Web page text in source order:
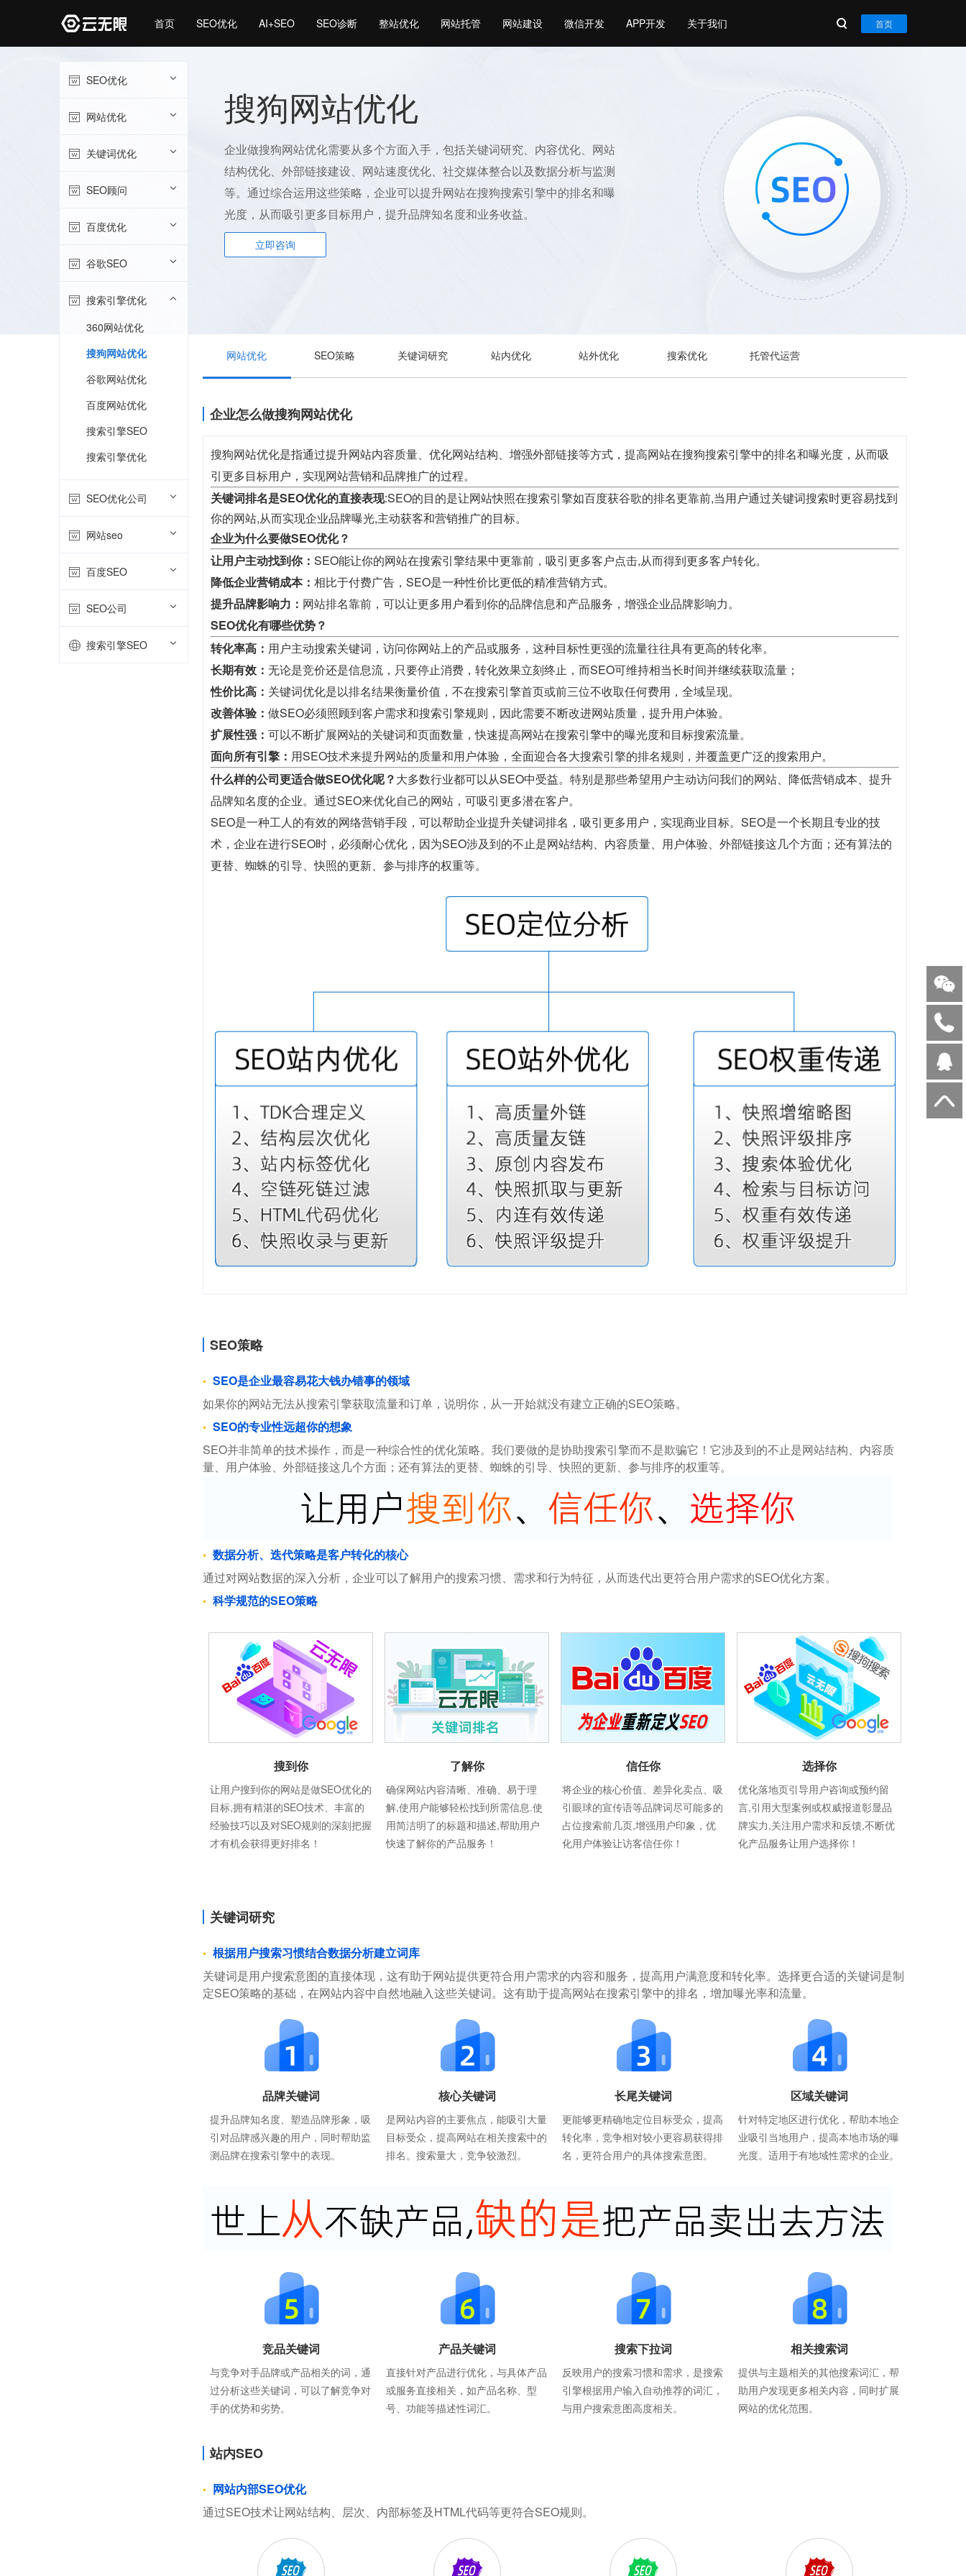
首页 SEO优化 AI+SEO SEO诊断 整站优化 网站托管 网站建设 微信开发 APP开发 关于我们 首页
搜狗网站优化
企业做搜狗网站优化需要从多个方面入手，包括关键词研究、内容优化、网站
结构优化、外部链接建设、网站速度优化、社交媒体整合以及数据分析与监测
等。通过综合运用这些策略，企业可以提升网站在搜狗搜索引擎中的排名和曝
光度，从而吸引更多目标用户，提升品牌知名度和业务收益。
立即咨询
SEO优化
网站优化
关键词优化
SEO顾问
百度优化
谷歌SEO
搜索引擎优化
360网站优化
搜狗网站优化
谷歌网站优化
百度网站优化
搜索引擎SEO
搜索引擎优化
SEO优化公司
网站seo
百度SEO
SEO公司
搜索引擎SEO
网站优化 SEO策略 关键词研究 站内优化 站外优化 搜索优化 托管代运营
企业怎么做搜狗网站优化
搜狗网站优化是指通过提升网站内容质量、优化网站结构、增强外部链接等方式，提高网站在搜狗搜索引擎中的排名和曝光度，从而吸
引更多目标用户，实现网站营销和品牌推广的过程。
关键词排名是SEO优化的直接表现:SEO的目的是让网站快照在搜索引擎如百度获谷歌的排名更靠前,当用户通过关键词搜索时更容易找到
你的网站,从而实现企业品牌曝光,主动获客和营销推广的目标。
企业为什么要做SEO优化？
让用户主动找到你： SEO能让你的网站在搜索引擎结果中更靠前，吸引更多客户点击,从而得到更多客户转化。
降低企业营销成本： 相比于付费广告，SEO是一种性价比更低的精准营销方式。
提升品牌影响力： 网站排名靠前，可以让更多用户看到你的品牌信息和产品服务，增强企业品牌影响力。
SEO优化有哪些优势？
转化率高： 用户主动搜索关键词，访问你网站上的产品或服务，这种目标性更强的流量往往具有更高的转化率。
长期有效： 无论是竞价还是信息流，只要停止消费，转化效果立刻终止，而SEO可维持相当长时间并继续获取流量；
性价比高： 关键词优化是以排名结果衡量价值，不在搜索引擎首页或前三位不收取任何费用，全域呈现。
改善体验： 做SEO必须照顾到客户需求和搜索引擎规则，因此需要不断改进网站质量，提升用户体验。
扩展性强： 可以不断扩展网站的关键词和页面数量，快速提高网站在搜索引擎中的曝光度和目标搜索流量。
面向所有引擎： 用SEO技术来提升网站的质量和用户体验，全面迎合各大搜索引擎的排名规则，并覆盖更广泛的搜索用户。
什么样的公司更适合做SEO优化呢？大多数行业都可以从SEO中受益。特别是那些希望用户主动访问我们的网站、降低营销成本、提升
品牌知名度的企业。通过SEO来优化自己的网站，可吸引更多潜在客户。
SEO是一种工人的有效的网络营销手段，可以帮助企业提升关键词排名，吸引更多用户，实现商业目标。SEO是一个长期且专业的技
术，企业在进行SEO时，必须耐心优化，因为SEO涉及到的不止是网站结构、内容质量、用户体验、外部链接这几个方面；还有算法的
更替、蜘蛛的引导、快照的更新、参与排序的权重等。
SEO策略
SEO是企业最容易花大钱办错事的领域
如果你的网站无法从搜索引擎获取流量和订单，说明你，从一开始就没有建立正确的SEO策略。
SEO的专业性远超你的想象
SEO并非简单的技术操作，而是一种综合性的优化策略。我们要做的是协助搜索引擎而不是欺骗它！它涉及到的不止是网站结构、内容质
量、用户体验、外部链接这几个方面；还有算法的更替、蜘蛛的引导、快照的更新、参与排序的权重等。
数据分析、迭代策略是客户转化的核心
通过对网站数据的深入分析，企业可以了解用户的搜索习惯、需求和行为特征，从而迭代出更符合用户需求的SEO优化方案。
科学规范的SEO策略
搜到你
让用户搜到你的网站是做SEO优化的
目标,拥有精湛的SEO技术、丰富的
经验技巧以及对SEO规则的深刻把握
才有机会获得更好排名！
了解你
确保网站内容清晰、准确、易于理
解,使用户能够轻松找到所需信息.使
用简洁明了的标题和描述,帮助用户
快速了解你的产品服务！
信任你
将企业的核心价值、差异化卖点、吸
引眼球的宣传语等品牌词尽可能多的
占位搜索前几页,增强用户印象，优
化用户体验让访客信任你！
选择你
优化落地页引导用户咨询或预约留
言,引用大型案例或权威报道彰显品
牌实力,关注用户需求和反馈,不断优
化产品服务让用户选择你！
关键词研究
根据用户搜索习惯结合数据分析建立词库
关键词是用户搜索意图的直接体现，这有助于网站提供更符合用户需求的内容和服务，提高用户满意度和转化率。选择更合适的关键词是制
定SEO策略的基础，在网站内容中自然地融入这些关键词。这有助于提高网站在搜索引擎中的排名，增加曝光率和流量。
品牌关键词
提升品牌知名度、塑造品牌形象，吸
引对品牌感兴趣的用户，同时帮助监
测品牌在搜索引擎中的表现。
核心关键词
是网站内容的主要焦点，能吸引大量
目标受众，提高网站在相关搜索中的
排名。搜索量大，竞争较激烈。
长尾关键词
更能够更精确地定位目标受众，提高
转化率，竞争相对较小更容易获得排
名，更符合用户的具体搜索意图。
区域关键词
针对特定地区进行优化，帮助本地企
业吸引当地用户，提高本地市场的曝
光度。适用于有地域性需求的企业。
竞品关键词
与竞争对手品牌或产品相关的词，通
过分析这些关键词，可以了解竞争对
手的优势和劣势。
产品关键词
直接针对产品进行优化，与具体产品
或服务直接相关，如产品名称、型
号、功能等描述性词汇。
搜索下拉词
反映用户的搜索习惯和需求，是搜索
引擎根据用户输入自动推荐的词汇，
与用户搜索意图高度相关。
相关搜索词
提供与主题相关的其他搜索词汇，帮
助用户发现更多相关内容，同时扩展
网站的优化范围。
站内SEO
网站内部SEO优化
通过SEO技术让网站结构、层次、内部标签及HTML代码等更符合SEO规则。